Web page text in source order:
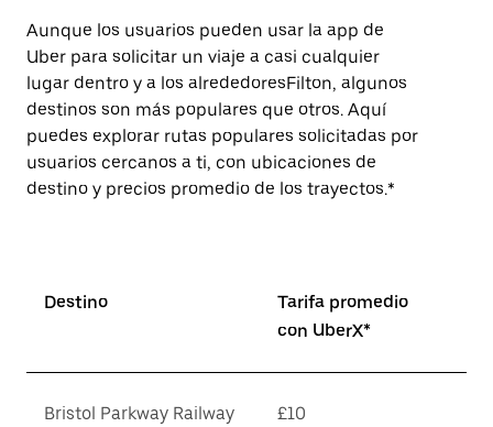
Aunque los usuarios pueden usar la app de
Uber para solicitar un viaje a casi cualquier
lugar dentro y a los alrededoresFilton, algunos
destinos son más populares que otros. Aquí
puedes explorar rutas populares solicitadas por
usuarios cercanos a ti, con ubicaciones de
destino y precios promedio de los trayectos.*
Destino
Tarifa promedio
con UberX*
Bristol Parkway Railway
£10